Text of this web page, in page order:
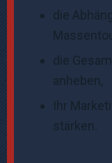
die
die
anheben,
Ihr
stärken.